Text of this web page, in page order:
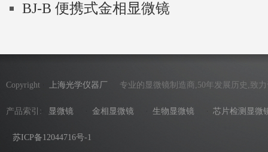
BJ-B 便携式金相显微镜
Copyright 上海光学仪器厂 专业的显微镜制造商,50年发展历史,致
产品索引: 显微镜 金相显微镜 生物显微镜 芯片检测显微
苏ICP备12044716号-1